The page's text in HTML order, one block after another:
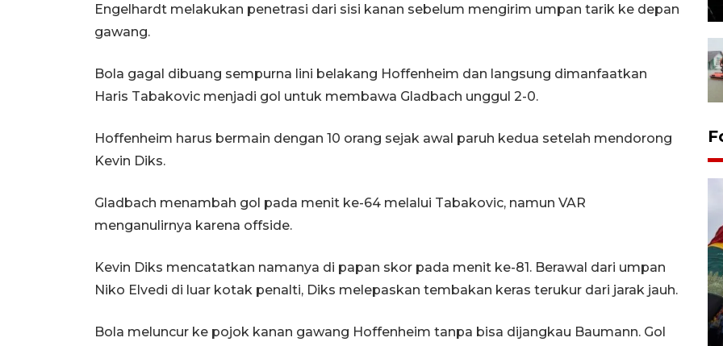
Engelhardt melakukan penetrasi dari sisi kanan sebelum mengirim umpan tarik ke depan
gawang.
Bola gagal dibuang sempurna lini belakang Hoffenheim dan langsung dimanfaatkan
Haris Tabakovic menjadi gol untuk membawa Gladbach unggul 2-0.
Hoffenheim harus bermain dengan 10 orang sejak awal paruh kedua setelah mendorong
Kevin Diks.
Gladbach menambah gol pada menit ke-64 melalui Tabakovic, namun VAR
menganulirnya karena offside.
Kevin Diks mencatatkan namanya di papan skor pada menit ke-81. Berawal dari umpan
Niko Elvedi di luar kotak penalti, Diks melepaskan tembakan keras terukur dari jarak jauh.
Bola meluncur ke pojok kanan gawang Hoffenheim tanpa bisa dijangkau Baumann. Gol
Lintas Sumatera di Sumbar